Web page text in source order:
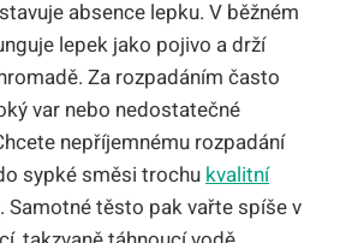
absence lepku. V běžném
lepek jako pojivo a drží
Za rozpadáním často
var nebo nedostatečné
nepříjemnému rozpadání
sypké směsi trochukvalitní
. Samotné těsto pak vařte spíše v